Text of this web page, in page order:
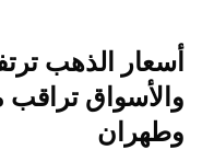
أسعار الذهب
والأسواق
وطهران